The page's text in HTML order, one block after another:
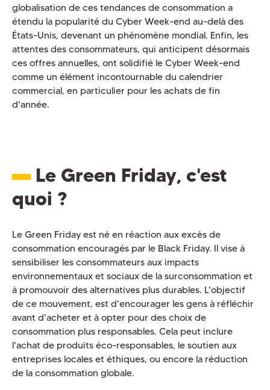
globalisation de ces tendances de consommation a
étendu la popularité du Cyber Week-end au-delà des
États-Unis, devenant un phénomène mondial. Enfin, les
attentes des consommateurs, qui anticipent désormais
ces offres annuelles, ont solidifié le Cyber Week-end
comme un élément incontournable du calendrier
commercial, en particulier pour les achats de fin
d'année.
Le Green Friday, c'est
quoi ?
Le Green Friday est né en réaction aux excès de
consommation encouragés par le Black Friday. Il vise à
sensibiliser les consommateurs aux impacts
environnementaux et sociaux de la surconsommation et
à promouvoir des alternatives plus durables. L'objectif
de ce mouvement, est d'encourager les gens à réfléchir
avant d'acheter et à opter pour des choix de
consommation plus responsables. Cela peut inclure
l'achat de produits éco-responsables, le soutien aux
entreprises locales et éthiques, ou encore la réduction
de la consommation globale.